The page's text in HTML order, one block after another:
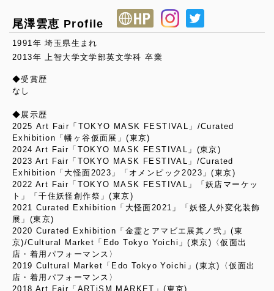
尾澤雲恵 Profile
1991年 埼玉県生まれ
2013年 上智大学文学部英文学科 卒業
◆受賞歴
なし
◆展示歴
2025 Art Fair「TOKYO MASK FESTIVAL」/Curated
Exhibition「幡ヶ谷仮面展」(東京)
2024 Art Fair「TOKYO MASK FESTIVAL」(東京)
2023 Art Fair「TOKYO MASK FESTIVAL」/Curated
Exhibition「大怪面2023」「オメンピック2023」(東京)
2022 Art Fair「TOKYO MASK FESTIVAL」「妖店マーケッ
ト」「千住妖怪創作祭」(東京)
2021 Curated Exhibition「大怪面2021」「妖怪人外変化装飾
展」(東京)
2020 Curated Exhibition「金霊とアマビエ展其ノ弐」(東
京)/Cultural Market「Edo Tokyo Yoichi」(東京)〈仮面出
店・着用パフォーマンス〉
2019 Cultural Market「Edo Tokyo Yoichi」(東京)〈仮面出
店・着用パフォーマンス〉
2018 Art Fair「ARTiSM MARKET」(東京)